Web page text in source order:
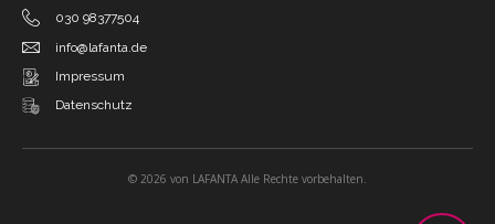
030 98377504
info@lafanta.de
Impressum
Datenschutz
© 2026 von LAFANTA Alle Rechte vorbehalten.